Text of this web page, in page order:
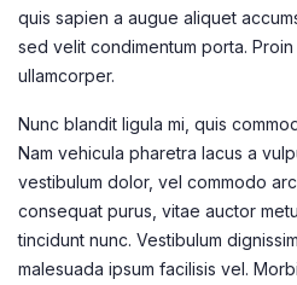
quis sapien a augue aliquet
sed velit condimentum porta.
ullamcorper.
Nunc blandit ligula mi, quis
Nam vehicula pharetra lacus a
vestibulum dolor, vel commodo
consequat purus, vitae auctor
tincidunt nunc. Vestibulum
malesuada ipsum facilisis vel.